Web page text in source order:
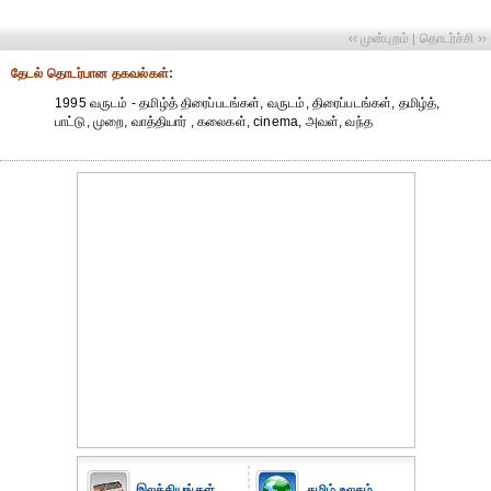
‹‹ முன்புறம் | தொடர்ச்சி ››
தேட‌ல் தொட‌ர்பான தகவ‌ல்க‌ள்:
1995 வருடம் - தமிழ்த் திரைப்படங்கள், வருடம், திரைப்படங்கள், தமிழ்த்,
பாட்டு, முறை, வாத்தியார் , கலைகள், cinema, அவள், வந்த